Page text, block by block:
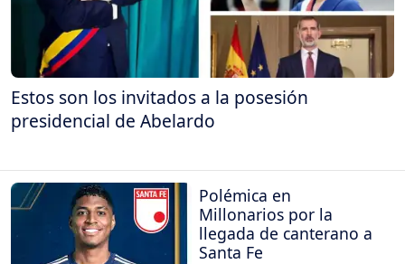
Estos son los invitados a la posesión
presidencial de Abelardo
Polémica en
Millonarios por la
llegada de canterano a
Santa Fe